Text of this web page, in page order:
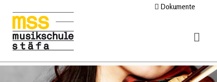
Dokumente